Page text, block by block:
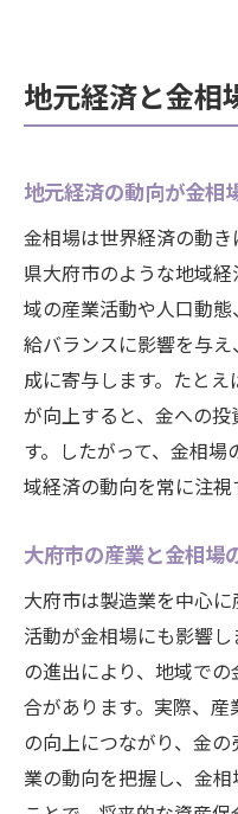
地元経済と金相
地元経済の動向が金相
金相場は世界経済の動
県大府市のような地域
域の産業活動や人口動
給バランスに影響を与
成に寄与します。たと
が向上すると、金への
す。したがって、金相
域経済の動向を常に注視
大府市の産業と金相場
大府市は製造業を中心
活動が金相場にも影響
の進出により、地域で
合があります。実際、
の向上につながり、金
業の動向を把握し、金